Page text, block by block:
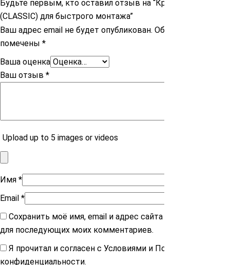
Будьте первым, кто оставил отзыв на “Крепеж КЛАССИК
(CLASSIC) для быстрого монтажа”
Ваш адрес email не будет опубликован. Обязательные поля
помечены *
Ваша оценка
Ваш отзыв *
Upload up to 5 images or videos
Имя *
Email *
Сохранить моё имя, email и адрес сайта в этом браузере
для последующих моих комментариев.
Я прочитал и согласен с Условиями и Политикой
конфиденциальности.